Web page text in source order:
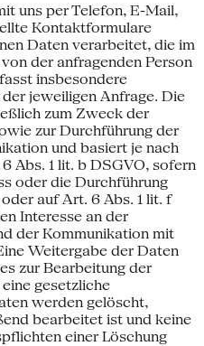
uns per Telefon, E-Mail,
Kontaktformulare
Daten verarbeitet, die im
der anfragenden Person
insbesondere
jeweiligen Anfrage. Die
zum Zweck der
zur Durchführung der
und basiert je nach
Abs. 1 lit. b DSGVO, sofern
oder die Durchführung
auf Art. 6 Abs. 1 lit. f
Interesse an der
der Kommunikation mit
Weitergabe der Daten
zur Bearbeitung der
gesetzliche
werden gelöscht,
bearbeitet ist und keine
einer Löschung